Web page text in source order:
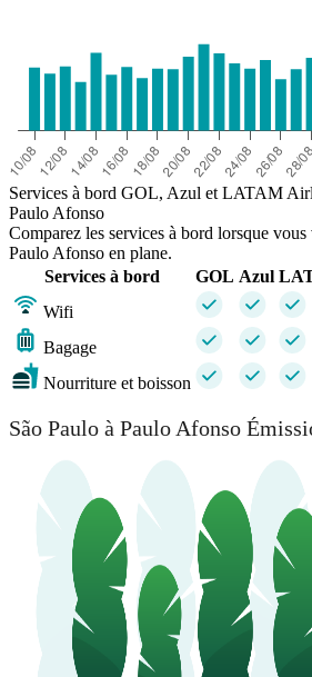
Services à bord GOL, Azul et LATAM
Paulo Afonso
Comparez les services à bord lorsque
Paulo Afonso en plane.
Services à bord
GOL Azul
Wifi
Bagage
Nourriture et boisson
São Paulo à Paulo Afonso